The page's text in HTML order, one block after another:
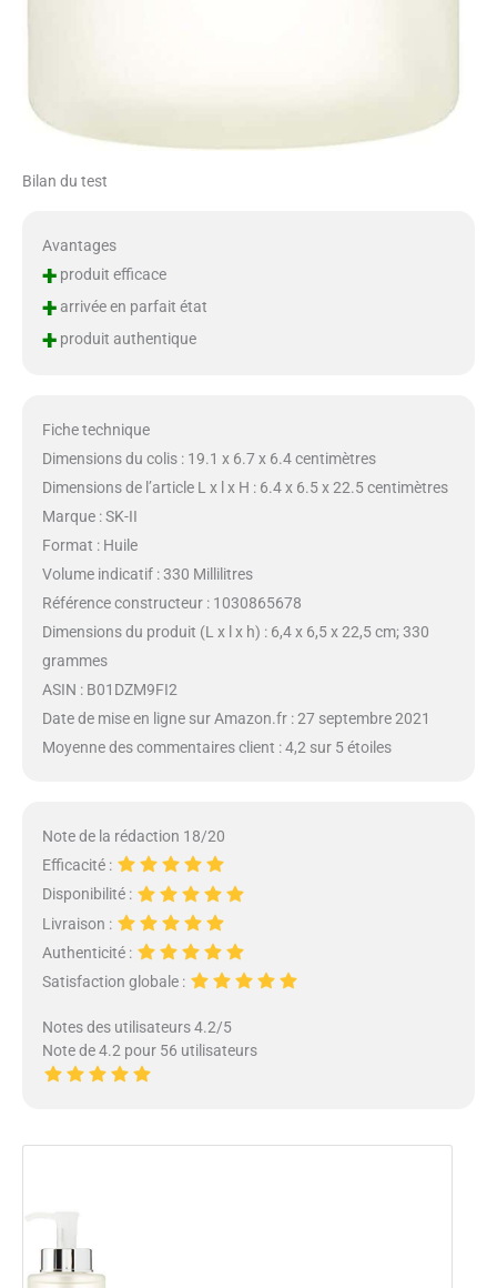
Bilan du test
Avantages
+produit efficace
+arrivée en parfait état
+produit authentique
Fiche technique
Dimensions du colis : 19.1 x 6.7 x 6.4 centimètres
Dimensions de l’article L x l x H : 6.4 x 6.5 x 22.5 centimètres
Marque : SK-II
Format : Huile
Volume indicatif : 330 Millilitres
Référence constructeur : 1030865678
Dimensions du produit (L x l x h) : 6,4 x 6,5 x 22,5 cm; 330
grammes
ASIN : B01DZM9FI2
Date de mise en ligne sur Amazon.fr : 27 septembre 2021
Moyenne des commentaires client : 4,2 sur 5 étoiles
Note de la rédaction 18/20
Efficacité :
Disponibilité :
Livraison :
Authenticité :
Satisfaction globale :
Notes des utilisateurs 4.2/5
Note de 4.2 pour 56 utilisateurs